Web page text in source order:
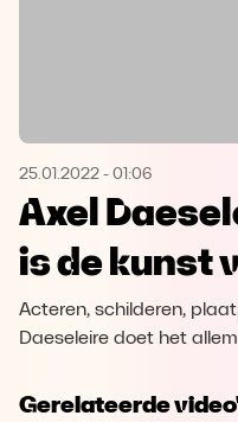
Microsoft
Opera
25.01.2022 - 01:06
Axel
is de kunst
Acteren, schilderen,
Daeseleire doet het
Gerelateerde